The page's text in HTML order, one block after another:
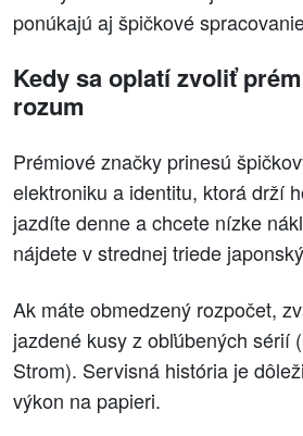
ponúkajú aj špičkové
Kedy sa oplatí zvoliť
rozum
Prémiové značky prinesú
elektroniku a identitu, ktorá drží
jazdíte denne a chcete nízke
nájdete v strednej triede
Ak máte obmedzený rozpočet,
jazdené kusy z obľúbených sérií
Strom). Servisná história je
výkon na papieri.